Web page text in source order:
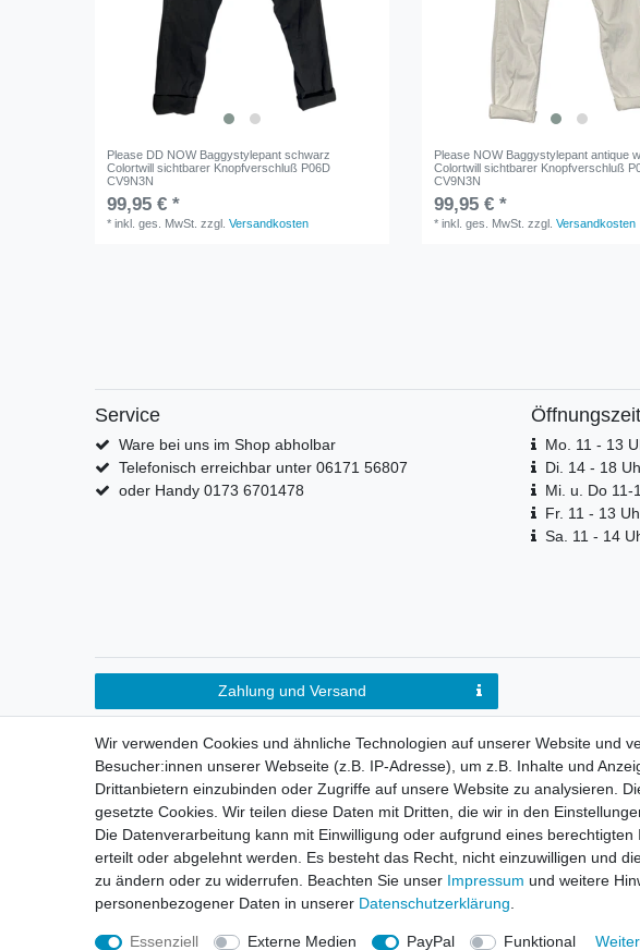
Please DD NOW Baggystylepant schwarz
Colortwill sichtbarer Knopfverschluß P06D
CV9N3N
99,95 € *
*inkl. ges. MwSt. zzgl.Versandkosten
Please NOW Baggystylepant antique
Colortwill sichtbarer Knopfverschluß
CV9N3N
99,95 € *
*inkl. ges. MwSt. zzgl.Versandkosten
Service
Ware bei uns im Shop abholbar
Telefonisch erreichbar unter 06171 56807
oder Handy 0173 6701478
Mo. 11 - 13
Di. 14 - 18
Mi. u. Do 11-
Fr. 11 - 13
Sa. 11 - 14
Zahlung und Versand
Impressum Daten­schutz­erklärung
Wir verwenden Cookies und ähnliche Technologien auf unserer Website und
Besucher:innen unserer Webseite (z.B. IP-Adresse), um z.B. Inhalte und
Drittanbietern einzubinden oder Zugriffe auf unsere Website zu analysieren.
gesetzte Cookies. Wir teilen diese Daten mit Dritten, die wir in den
Die Datenverarbeitung kann mit Einwilligung oder aufgrund eines
erteilt oder abgelehnt werden. Es besteht das Recht, nicht einzuwilligen und
zu ändern oder zu widerrufen. Beachten Sie unser Impressum und weitere
personenbezogener Daten in unserer Daten­schutz­erklärung
Essenziell Externe Medien PayPal Funktional